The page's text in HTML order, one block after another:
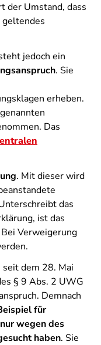
der Umstand, dass
jedoch ein
. Sie
erheben.
Das
. Mit dieser wird
das
ist das
Verweigerung
dem 28. Mai
§ 9 Abs. 2 UWG
Demnach
für
wegen des
haben. Sie